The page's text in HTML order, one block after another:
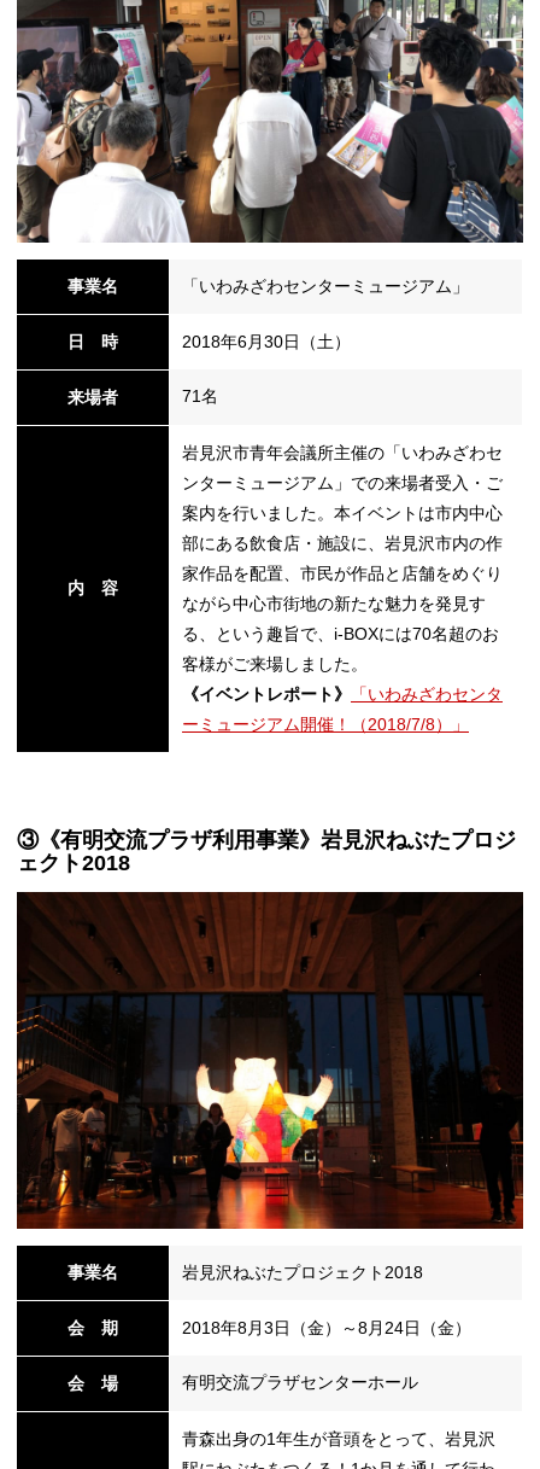
事業名 「いわみざわセンターミュージアム」
日 時 2018年6月30日（土）
来場者 71名
内 容
岩見沢市青年会議所主催の「いわみざわセ
ンターミュージアム」での来場者受入・ご
案内を行いました。本イベントは市内中心
部にある飲食店・施設に、岩見沢市内の作
家作品を配置、市民が作品と店舗をめぐり
ながら中心市街地の新たな魅力を発見す
る、という趣旨で、i-BOXには70名超のお
客様がご来場しました。
《イベントレポート》
「いわみざわセンタ
ーミュージアム開催！（2018/7/8）」
③《有明交流プラザ利用事業》岩見沢ねぶたプロジ
ェクト2018
事業名 岩見沢ねぶたプロジェクト2018
会 期 2018年8月3日（金）～8月24日（金）
会 場 有明交流プラザセンターホール
青森出身の1年生が音頭をとって、岩見沢